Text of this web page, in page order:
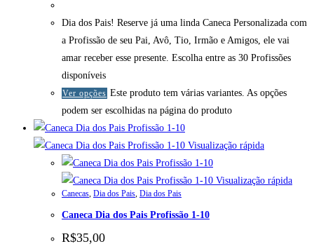
Dia dos Pais! Reserve já uma linda Caneca Personalizada com
a Profissão de seu Pai, Avô, Tio, Irmão e Amigos, ele vai
amar receber esse presente. Escolha entre as 30 Profissões
disponíveis
Ver opções Este produto tem várias variantes. As opções
podem ser escolhidas na página do produto
Visualização rápida
Visualização rápida
Canecas, Dia dos Pais, Dia dos Pais
Caneca Dia dos Pais Profissão 1-10
R$35,00